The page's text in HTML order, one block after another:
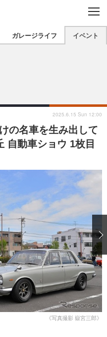
C
O
S
E
ロショップを地域から探す
北陸
関西
愛車 File
ストップ！不具合修理＆粗悪修理
洗車
コーティング
防錆
ーメーカー「旧車」関連プロジェ
クト
プロショップ検索
ガレージライフ イベント
の名車を生み出して
自動車ショウ 1枚目
2025.6.15 Sun 12:00
《写真撮影 嶽宮三郎》